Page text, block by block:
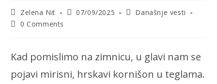
Post
author:
Zelena Nit
Post07/09/2025
PostDanašnje vesti
Post0 Comments
Kad pomislimo na zimnicu, u glavi nam se
pojavi mirisni, hrskavi kornišon u teglama.